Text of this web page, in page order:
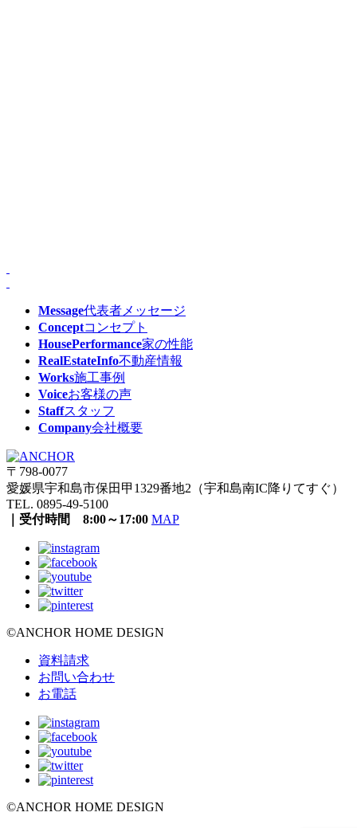
Message代表者メッセージ
Conceptコンセプト
HousePerformance家の性能
RealEstateInfo不動産情報
Works施工事例
Voiceお客様の声
Staffスタッフ
Company会社概要
〒798-0077
愛媛県宇和島市保田甲1329番地2（宇和島南IC降りてすぐ）
TEL. 0895-49-5100
｜受付時間 8:00～17:00 MAP
©ANCHOR HOME DESIGN
資料請求
お問い合わせ
お電話
©ANCHOR HOME DESIGN